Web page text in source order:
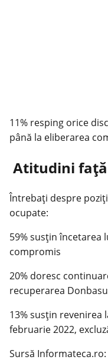
11% resping orice
până la eliberarea
Atitudini
Întrebați despre
ocupate:
59% susțin încetarea
compromis
20% doresc
recuperarea
13% susțin revenirea
februarie 2022,
Sursă